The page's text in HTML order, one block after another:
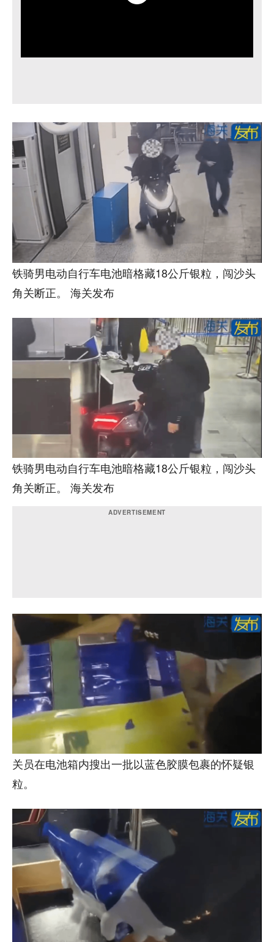
铁骑男电动自行车电池暗格藏18公斤银粒，闯沙头
角关断正。 海关发布
铁骑男电动自行车电池暗格藏18公斤银粒，闯沙头
角关断正。 海关发布
关员在电池箱内搜出一批以蓝色胶膜包裹的怀疑银
粒。